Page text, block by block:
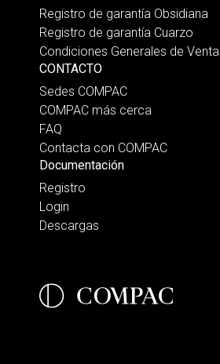
Registro de garantía Obsidiana
Registro de garantía Cuarzo
Condiciones Generales de Venta
CONTACTO
Sedes COMPAC
COMPAC más cerca
FAQ
Contacta con COMPAC
Documentación
Registro
Login
Descargas